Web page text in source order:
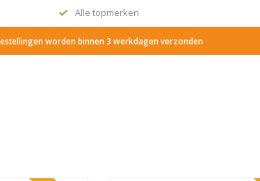
Alle topmerken
worden binnen 3 werkdagen verzonden